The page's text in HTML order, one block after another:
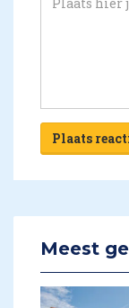
Plaats
Meest